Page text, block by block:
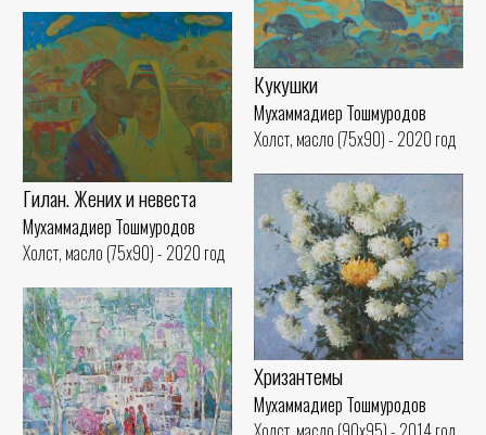
Кукушки
Мухаммадиер Тошмуродов
Холст, масло (75x90) - 2020 год
Гилан. Жених и невеста
Мухаммадиер Тошмуродов
Холст, масло (75x90) - 2020 год
Хризантемы
Мухаммадиер Тошмуродов